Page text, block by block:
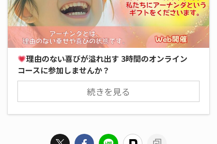
理由のない喜びが溢れ出す 3時間のオンライン
コースに参加しませんか？
続きを見る